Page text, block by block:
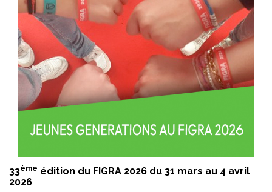
33ème édition du FIGRA 2026 du 31 mars au 4 avril
2026